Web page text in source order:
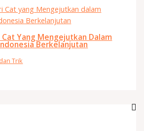
Yang Mengejutkan Dalam
Berkelanjutan
Trik